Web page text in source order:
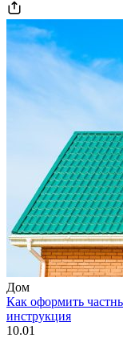
Дом
Как оформить
инструкция
10.01